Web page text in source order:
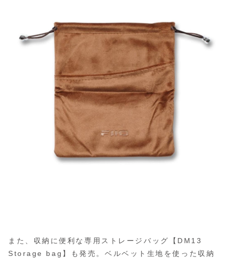
また、収納に便利な専用ストレージバッグ【DM13
Storage bag】も発売。ベルベット生地を使った収納